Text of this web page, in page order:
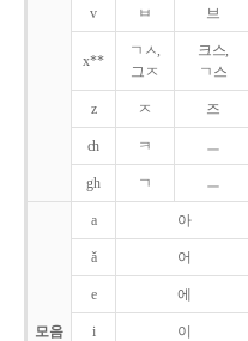
v ㅂ 브
x**
ㄱㅅ,
그ㅈ
크스,
ㄱ스
z ㅈ 즈
ch ㅋ ㅡ
gh ㄱ ㅡ
모음
a 아
ǎ 어
e 에
i 이